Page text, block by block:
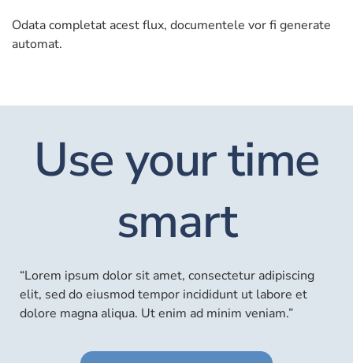
Odata completat acest flux, documentele vor fi generate
automat.
Use your time
smart
“Lorem ipsum dolor sit amet, consectetur adipiscing
elit, sed do eiusmod tempor incididunt ut labore et
dolore magna aliqua. Ut enim ad minim veniam.”